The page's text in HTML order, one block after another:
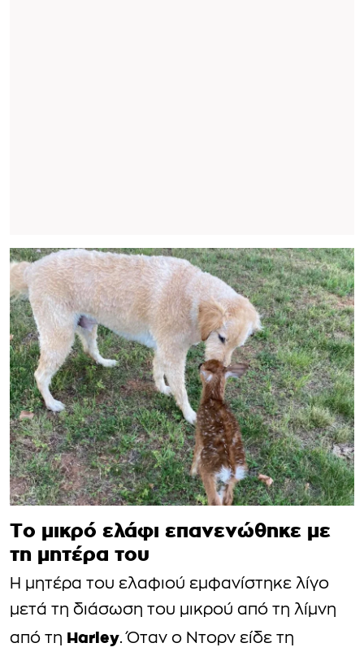
Το μικρό ελάφι επανενώθηκε με
τη μητέρα του
Η μητέρα του ελαφιού εμφανίστηκε λίγο
μετά τη διάσωση του μικρού από τη λίμνη
από τη Harley. Όταν ο Ντορν είδε τη